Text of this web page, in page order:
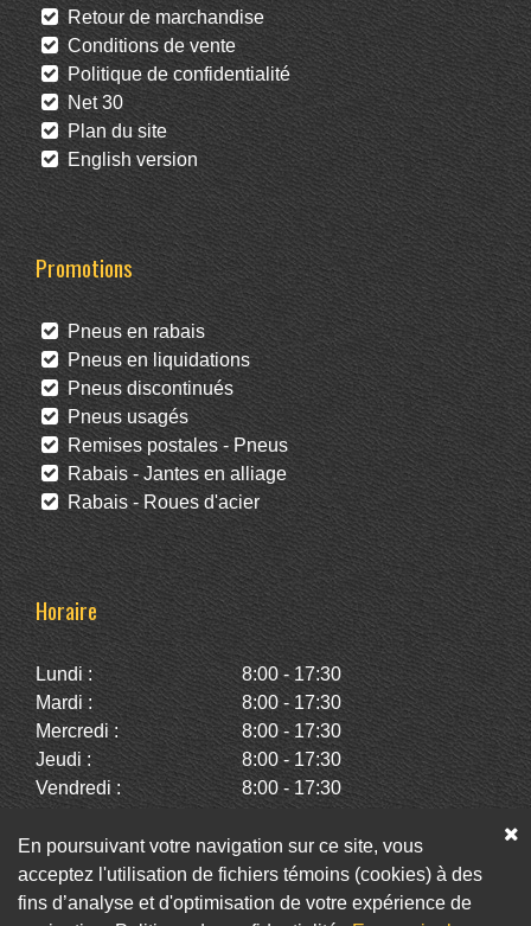
Retour de marchandise
Conditions de vente
Politique de confidentialité
Net 30
Plan du site
English version
Promotions
Pneus en rabais
Pneus en liquidations
Pneus discontinués
Pneus usagés
Remises postales - Pneus
Rabais - Jantes en alliage
Rabais - Roues d'acier
Horaire
Lundi :
8:00 - 17:30
Mardi :
8:00 - 17:30
Mercredi :
8:00 - 17:30
Jeudi :
8:00 - 17:30
Vendredi :
8:00 - 17:30
Dimanche :
Fermé
Facebook Twitter Infolettre
En poursuivant votre navigation sur ce site, vous
acceptez l'utilisation de fichiers témoins (cookies) à des
fins d’analyse et d'optimisation de votre expérience de